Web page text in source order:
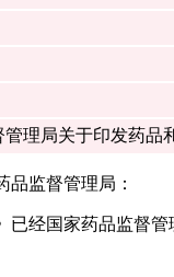
管理局关于印发药
监督管理局：
已经国家药品监督